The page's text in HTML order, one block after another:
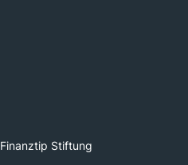
Finanztip Stiftung